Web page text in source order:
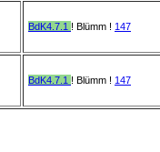
BdK4.7.1 ! Blümm ! 147
BdK4.7.1 ! Blümm ! 147